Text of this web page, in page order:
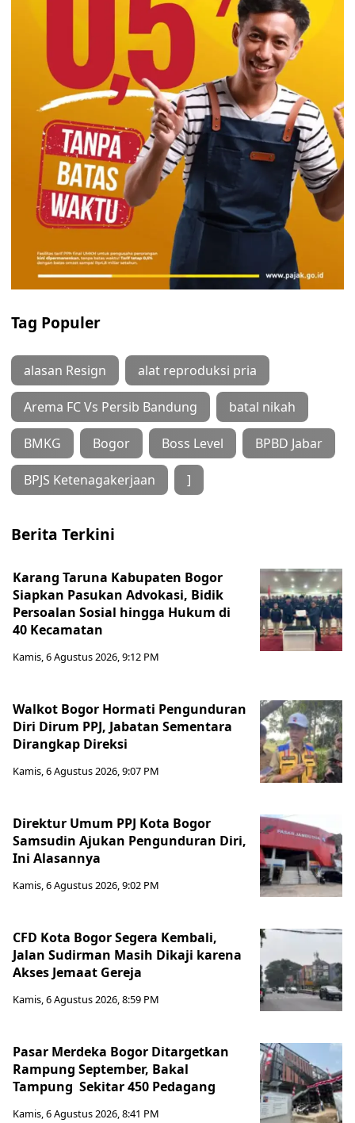
Tag Populer
alasan Resign alat reproduksi pria
Arema FC Vs Persib Bandung batal nikah
BMKG Bogor Boss Level BPBD Jabar
BPJS Ketenagakerjaan ]
Berita Terkini
Karang Taruna Kabupaten Bogor
Siapkan Pasukan Advokasi, Bidik
Persoalan Sosial hingga Hukum di
40 Kecamatan
Kamis, 6 Agustus 2026, 9:12 PM
Walkot Bogor Hormati Pengunduran
Diri Dirum PPJ, Jabatan Sementara
Dirangkap Direksi
Kamis, 6 Agustus 2026, 9:07 PM
Direktur Umum PPJ Kota Bogor
Samsudin Ajukan Pengunduran Diri,
Ini Alasannya
Kamis, 6 Agustus 2026, 9:02 PM
CFD Kota Bogor Segera Kembali,
Jalan Sudirman Masih Dikaji karena
Akses Jemaat Gereja
Kamis, 6 Agustus 2026, 8:59 PM
Pasar Merdeka Bogor Ditargetkan
Rampung September, Bakal
Tampung Sekitar 450 Pedagang
Kamis, 6 Agustus 2026, 8:41 PM